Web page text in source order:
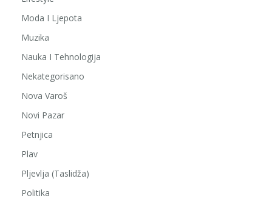
Moda I Ljepota
Muzika
Nauka I Tehnologija
Nekategorisano
Nova Varoš
Novi Pazar
Petnjica
Plav
Pljevlja (Taslidža)
Politika